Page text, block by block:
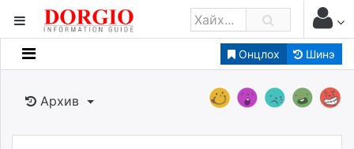
Онцлох Шинэ
Мэдээллийн
Банк санхүү
Бизнес ААН
Архив